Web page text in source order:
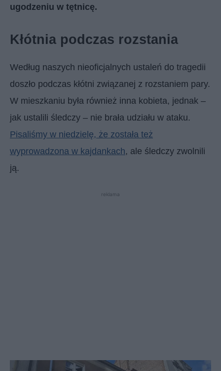
ugodzeniu w tętnicę.
Kłótnia podczas rozstania
Według naszych nieoficjalnych ustaleń do tragedii
doszło podczas kłótni związanej z rozstaniem pary.
W mieszkaniu była również inna kobieta, jednak –
jak ustalili śledczy – nie brała udziału w ataku.
Pisaliśmy w niedzielę, że została też
wyprowadzona w kajdankach, ale śledczy zwolnili
ją.
reklama